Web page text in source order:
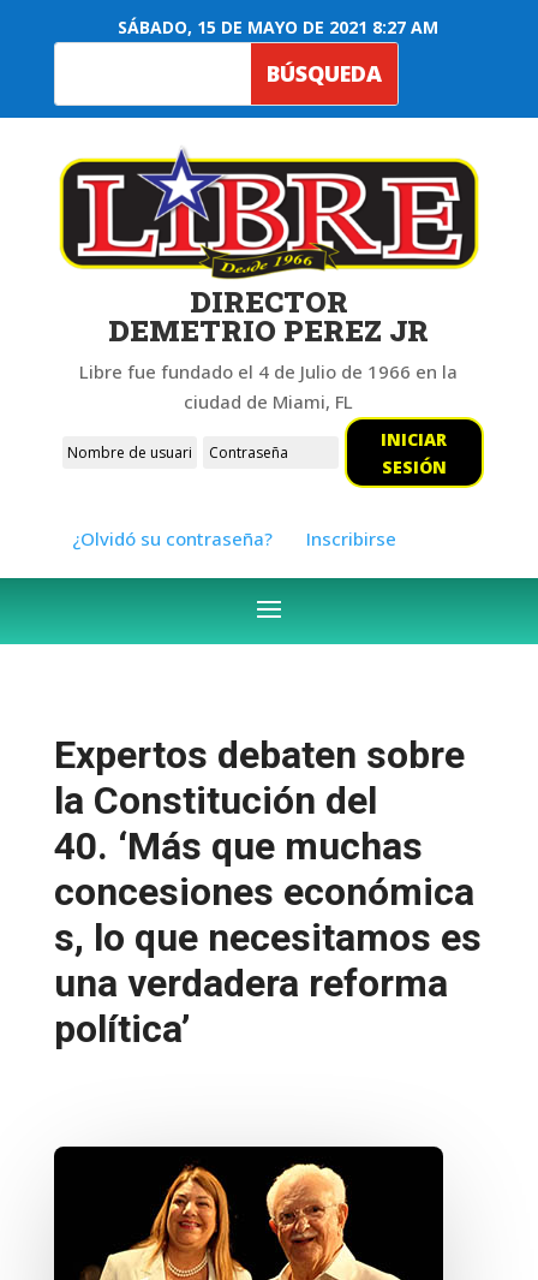
SÁBADO, 15 DE MAYO DE 2021 8:27 AM
DIRECTOR
DEMETRIO PEREZ JR
Libre fue fundado el 4 de Julio de 1966 en la
ciudad de Miami, FL
INICIAR
SESIÓN
¿Olvidó su contraseña? Inscribirse
Expertos debaten sobre
la Constitución del
40. ‘Más que muchas
concesiones económica
s, lo que necesitamos es
una verdadera reforma
política’